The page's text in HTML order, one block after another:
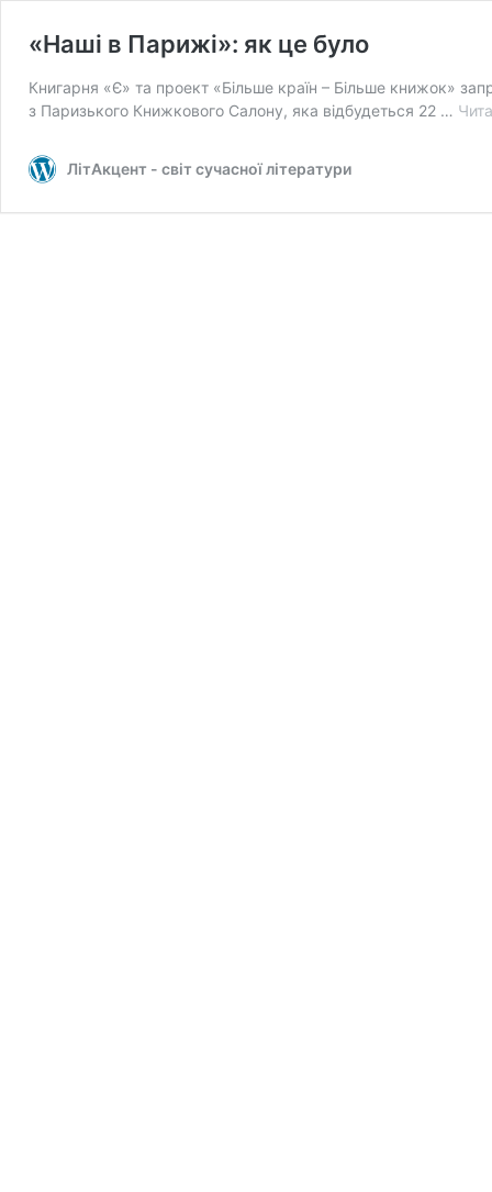
«Наші в Парижі»: як це було
Книгарня «Є» та проект «Більше країн – Більше книжок»
з Паризького Книжкового Салону, яка відбудеться 22 …
ЛітАкцент - світ сучасної літератури